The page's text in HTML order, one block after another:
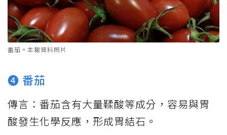
番茄。本報資料照片
➍ 番茄
傳言：番茄含有大量鞣酸等成分，容易與胃
酸發生化學反應，形成胃結石。